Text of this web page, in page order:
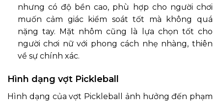
nhưng có độ bền cao, phù hợp cho người chơi
muốn cảm giác kiểm soát tốt mà không quá
nặng tay. Mặt nhôm cũng là lựa chọn tốt cho
người chơi nữ với phong cách nhẹ nhàng, thiên
về sự chính xác.
Hình dạng vợt Pickleball
Hình dạng của vợt Pickleball ảnh hưởng đến phạm